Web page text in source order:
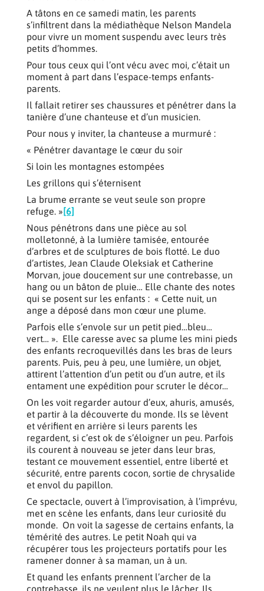
A tâtons en ce samedi matin, les parents
s’infiltrent dans la médiathèque Nelson Mandela
pour vivre un moment suspendu avec leurs très
petits d’hommes.
Pour tous ceux qui l’ont vécu avec moi, c’était un
moment à part dans l’espace-temps enfants-
parents.
Il fallait retirer ses chaussures et pénétrer dans la
tanière d’une chanteuse et d’un musicien.
Pour nous y inviter, la chanteuse a murmuré :
« Pénétrer davantage le cœur du soir
Si loin les montagnes estompées
Les grillons qui s’éternisent
La brume errante se veut seule son propre
refuge. »[6]
Nous pénétrons dans une pièce au sol
molletonné, à la lumière tamisée, entourée
d’arbres et de sculptures de bois flotté. Le duo
d’artistes, Jean Claude Oleksiak et Catherine
Morvan, joue doucement sur une contrebasse, un
hang ou un bâton de pluie… Elle chante des notes
qui se posent sur les enfants : « Cette nuit, un
ange a déposé dans mon cœur une plume.
Parfois elle s’envole sur un petit pied…bleu…
vert… ». Elle caresse avec sa plume les mini pieds
des enfants recroquevillés dans les bras de leurs
parents. Puis, peu à peu, une lumière, un objet,
attirent l’attention d’un petit ou d’un autre, et ils
entament une expédition pour scruter le décor…
On les voit regarder autour d’eux, ahuris, amusés,
et partir à la découverte du monde. Ils se lèvent
et vérifient en arrière si leurs parents les
regardent, si c’est ok de s’éloigner un peu. Parfois
ils courent à nouveau se jeter dans leur bras,
testant ce mouvement essentiel, entre liberté et
sécurité, entre parents cocon, sortie de chrysalide
et envol du papillon.
Ce spectacle, ouvert à l’improvisation, à l’imprévu,
met en scène les enfants, dans leur curiosité du
monde. On voit la sagesse de certains enfants, la
témérité des autres. Le petit Noah qui va
récupérer tous les projecteurs portatifs pour les
ramener donner à sa maman, un à un.
Et quand les enfants prennent l’archer de la
contrebasse, ils ne veulent plus le lâcher. Ils